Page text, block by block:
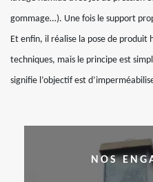
gommage…). Une fois le support
Et enfin, il réalise la pose de
techniques, mais le principe est
signifie l’objectif est
NOS